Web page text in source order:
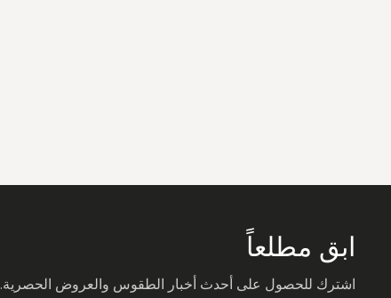
ابق مطلعاً
اشترك للحصول على أحدث أخبار الطقوس والعروض الحصرية.